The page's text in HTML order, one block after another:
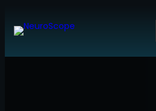
tartalomhoz